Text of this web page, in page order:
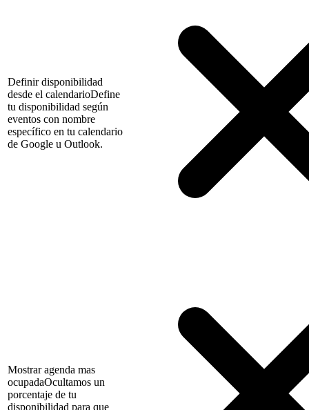
Definir disponibilidad
desde el calendarioDefine
tu disponibilidad según
eventos con nombre
específico en tu calendario
de Google u Outlook.
Mostrar agenda mas
ocupadaOcultamos un
porcentaje de tu
disponibilidad para que